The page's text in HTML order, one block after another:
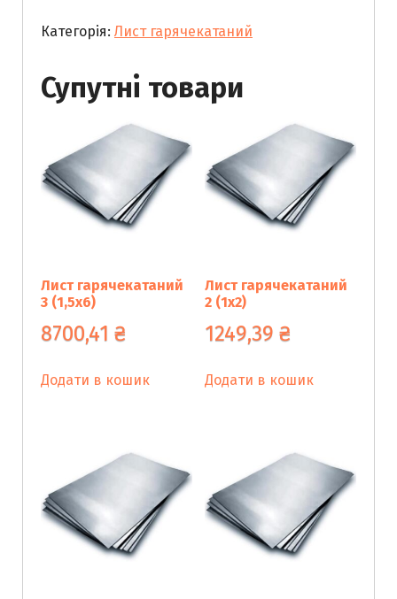
(1,25х2,5)
Категорія: Лист гарячекатаний
Супутні товари
Лист гарячекатаний
3 (1,5х6)
8700,41 ₴
Додати в кошик
Лист гарячекатаний
2 (1х2)
1249,39₴
Додати в кошик